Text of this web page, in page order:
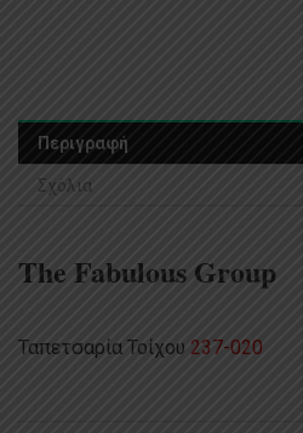
Περιγραφή
Σχόλια
The Fabulous Group
Ταπετσαρία Τοίχου 237-020